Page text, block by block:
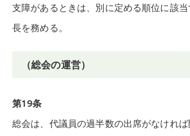
支障があるときは、別に定める順位に該
長を務める。
（総会の運営）
第19条
総会は、代議員の過半数の出席がなけれ